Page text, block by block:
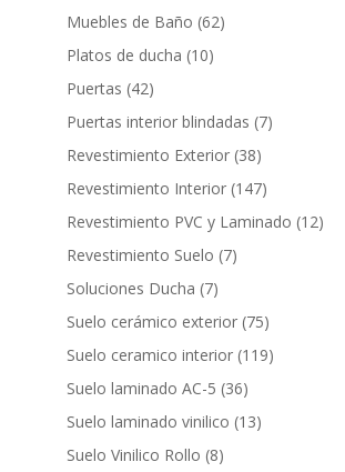
productos
Muebles de Baño 6262
Platos de ducha 1010
Puertas 4242
productos
Puertas interior blindadas 77
Revestimiento Exterior 3838
productos
Revestimiento Interior 147147
productos
Revestimiento PVC y Laminado 1212
Revestimiento Suelo 77
Soluciones Ducha 77
productos
Suelo cerámico exterior 7575
productos
Suelo ceramico interior 119119
Suelo laminado AC-5 3636
productos
Suelo laminado vinilico 1313
Suelo Vinilico Rollo 88